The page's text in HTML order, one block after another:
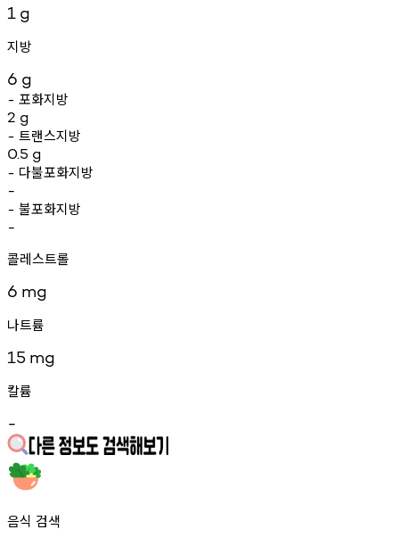
1 g
지방
6 g
- 포화지방
2 g
- 트랜스지방
0.5 g
- 다불포화지방
-
- 불포화지방
-
콜레스트롤
6 mg
나트륨
15 mg
칼륨
-
음식 검색